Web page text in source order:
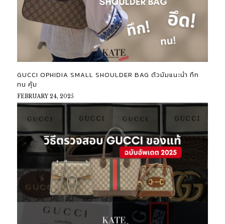
GUCCI OPHIDIA SMALL SHOULDER BAG ตัวมัมแนะนำ ทึก
ทน คุ้ม
FEBRUARY 24, 2025